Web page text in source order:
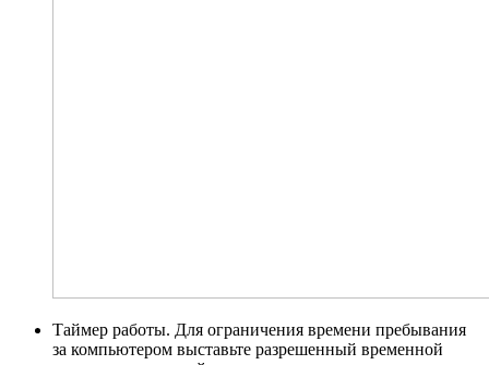
Таймер работы. Для ограничения времени пребывания
за компьютером выставьте разрешенный временной